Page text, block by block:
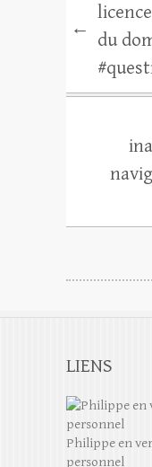
←
du
LIENS
Philippe en
personnel